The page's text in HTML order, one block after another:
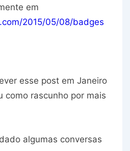
em
2015/05/08/badges
esse post em Janeiro
como rascunho por mais
algumas conversas